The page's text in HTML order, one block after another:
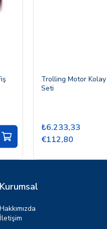
Trolling Motor
Seti
₺6.233,33
€112,80
Kurumsal
Hakkımızda
İletişim